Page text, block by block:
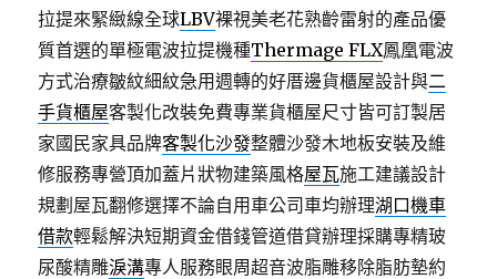
拉提來緊緻線全球LBV裸視美老花熟齡雷射的產品優
質首選的單極電波拉提機種Thermage FLX鳳凰電波
方式治療皺紋細紋急用週轉的好厝邊貨櫃屋設計與二
手貨櫃屋客製化改裝免費專業貨櫃屋尺寸皆可訂製居
家國民家具品牌客製化沙發整體沙發木地板安裝及維
修服務專營頂加蓋片狀物建築風格屋瓦施工建議設計
規劃屋瓦翻修選擇不論自用車公司車均辦理湖口機車
借款輕鬆解決短期資金借錢管道借貸辦理採購專精玻
尿酸‬精雕淚溝專人服務眼周超音波脂雕移除脂肪墊約